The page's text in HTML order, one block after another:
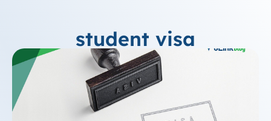
student visa